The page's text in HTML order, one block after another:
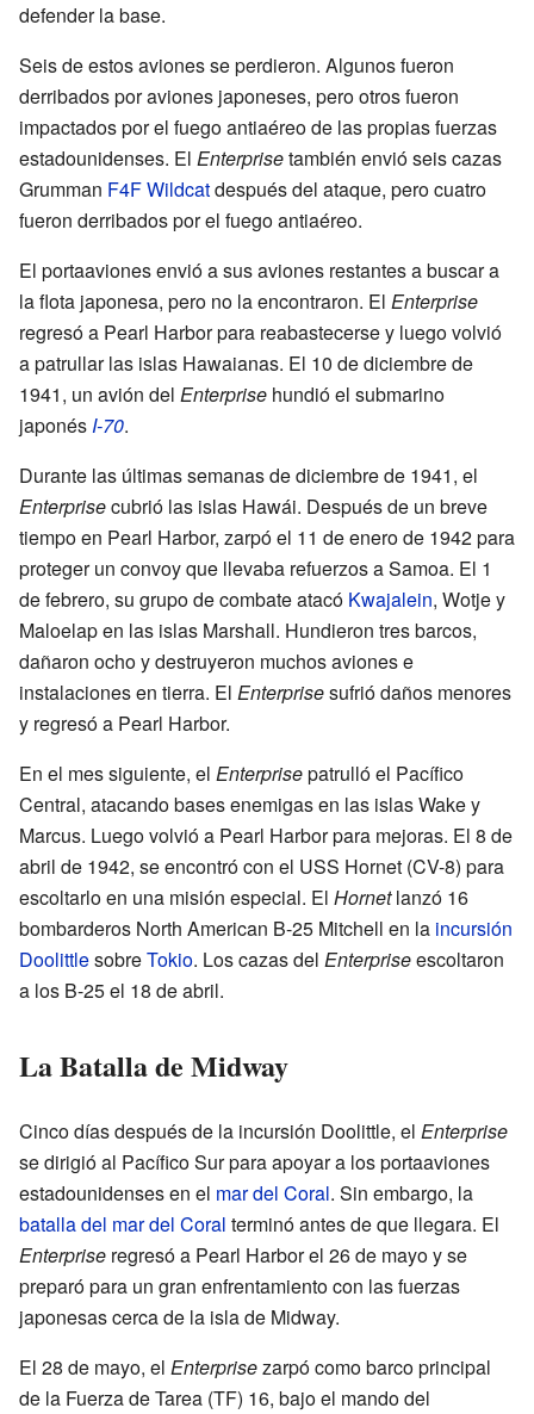
defender la base.
Seis de estos aviones se perdieron. Algunos fueron
derribados por aviones japoneses, pero otros fueron
impactados por el fuego antiaéreo de las propias fuerzas
estadounidenses. El Enterprisetambién envió seis cazas
Grumman F4F Wildcatdespués del ataque, pero cuatro
fueron derribados por el fuego antiaéreo.
El portaaviones envió a sus aviones restantes a buscar a
la flota japonesa, pero no la encontraron. El Enterprise
regresó a Pearl Harbor para reabastecerse y luego volvió
a patrullar las islas Hawaianas. El 10 de diciembre de
1941, un avión del Enterprise hundió el submarino
japonésI-70.
Durante las últimas semanas de diciembre de 1941, el
Enterprisecubrió las islas Hawái. Después de un breve
tiempo en Pearl Harbor, zarpó el 11 de enero de 1942 para
proteger un convoy que llevaba refuerzos a Samoa. El 1
de febrero, su grupo de combate atacó Kwajalein, Wotje y
Maloelap en las islas Marshall. Hundieron tres barcos,
dañaron ocho y destruyeron muchos aviones e
instalaciones en tierra. El Enterprisesufrió daños menores
y regresó a Pearl Harbor.
En el mes siguiente, el Enterprisepatrulló el Pacífico
Central, atacando bases enemigas en las islas Wake y
Marcus. Luego volvió a Pearl Harbor para mejoras. El 8 de
abril de 1942, se encontró con el USS Hornet (CV-8) para
escoltarlo en una misión especial. El Hornetlanzó 16
bombarderos North American B-25 Mitchell en la incursión
DoolittlesobreTokio. Los cazas del Enterpriseescoltaron
a los B-25 el 18 de abril.
La Batalla de Midway
Cinco días después de la incursión Doolittle, el Enterprise
se dirigió al Pacífico Sur para apoyar a los portaaviones
estadounidenses en el mar del Coral. Sin embargo, la
batalla del mar del Coral terminó antes de que llegara. El
Enterprise regresó a Pearl Harbor el 26 de mayo y se
preparó para un gran enfrentamiento con las fuerzas
japonesas cerca de la isla de Midway.
El 28 de mayo, el Enterprisezarpó como barco principal
de la Fuerza de Tarea (TF) 16, bajo el mando del